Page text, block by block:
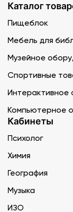
Каталог
Пищеблок
Мебель для
Музейное
Спортивные
Интерактивное
Компьютерное
Кабинеты
Психолог
Химия
География
Музыка
ИЗО